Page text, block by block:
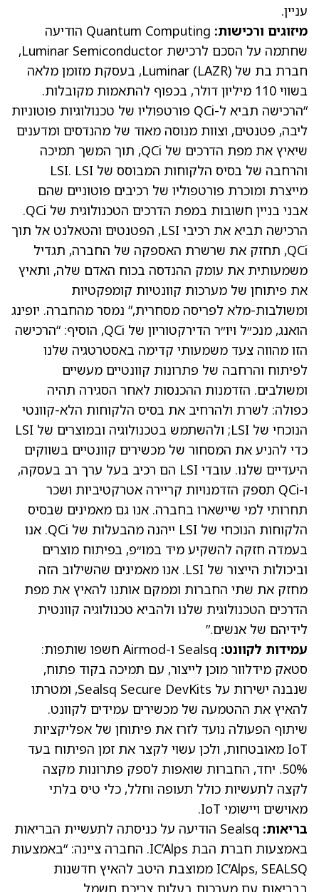
עניין.
מיזוגים ורכישות:
Quantum Computing הודיעה
שחתמה על הסכם לרכישת Luminar Semiconductor,
חברת בת של Luminar
(LAZR
), בעסקת מזומן מלאה
בשווי 110 מיליון דולר, בכפוף להתאמות מקובלות.
“הרכישה תביא ל-QCi פורטפוליו של טכנולוגיות פוטוניות
ליבה, פטנטים, וצוות מנוסה מאוד של מהנדסים ומדענים
שיאיץ את מפת הדרכים של QCi, תוך המשך תמיכה
והרחבה של בסיס הלקוחות המבוסס של LSI. LSI
מייצרת ומוכרת פורטפוליו של רכיבים פוטוניים שהם
אבני בניין חשובות במפת הדרכים הטכנולוגית של QCi.
הרכישה תביא את רכיבי LSI, הפטנטים והטאלנט אל תוך
QCi, תחזק את שרשרת האספקה של החברה, תגדיל
משמעותית את עומק ההנדסה בכוח האדם שלה, ותאיץ
את פיתוחן של מערכות קוונטיות קומפקטיות
ומשולבות-מלא לפריסה מסחרית,” נמסר מהחברה. יופינג
הואנג, מנכ״ל ויו״ר הדירקטוריון של QCi, הוסיף: “הרכישה
הזו מהווה צעד משמעותי קדימה באסטרטגיה שלנו
לפיתוח והרחבה של פתרונות קוונטיים מעשיים
ומשולבים. הזדמנות ההכנסות לאחר הסגירה תהיה
כפולה: לשרת ולהרחיב את בסיס הלקוחות הלא-קוונטי
הנוכחי של LSI; ולהשתמש בטכנולוגיה ובמוצרים של LSI
כדי להניע את המסחור של מכשירים קוונטיים בשווקים
היעדיים שלנו. עובדי LSI הם רכיב בעל ערך רב בעסקה,
ו-QCi תספק הזדמנויות קריירה אטרקטיביות ושכר
תחרותי למי שיישארו בחברה. אנו גם מאמינים שבסיס
הלקוחות הנוכחי של LSI ייהנה מהבעלות של QCi. אנו
בעמדה חזקה להשקיע מיד במו״פ, בפיתוח מוצרים
וביכולות הייצור של LSI. אנו מאמינים שהשילוב הזה
מחזק את שתי החברות וממקם אותנו להאיץ את מפת
הדרכים הטכנולוגית שלנו ולהביא טכנולוגיה קוונטית
לידיהם של אנשים.”
עמידות לקוונט:
Sealsq ו-Airmod חשפו שותפות:
סטאק מידלוור מוכן לייצור, עם תמיכה בקוד פתוח,
שנבנה ישירות על Sealsq Secure DevKits, ומטרתו
להאיץ את ההטמעה של מכשירים עמידים לקוונט.
שיתוף הפעולה נועד לזרז את פיתוחן של אפליקציות
IoT מאובטחות, ולכן עשוי לקצר את זמן הפיתוח בעד
50%. יחד, החברות שואפות לספק פתרונות מקצה
לקצה לתעשיות כולל תעופה וחלל, כלי טיס בלתי
מאוישים ויישומי IoT.
בריאות:
Sealsq הודיעה על כניסתה לתעשיית הבריאות
באמצעות חברת הבת IC’Alps. החברה ציינה: “באמצעות
IC’Alps, SEALSQ ממוצבת היטב להאיץ חדשנות
בבריאות עם מערכות בעלות צריכת חשמל